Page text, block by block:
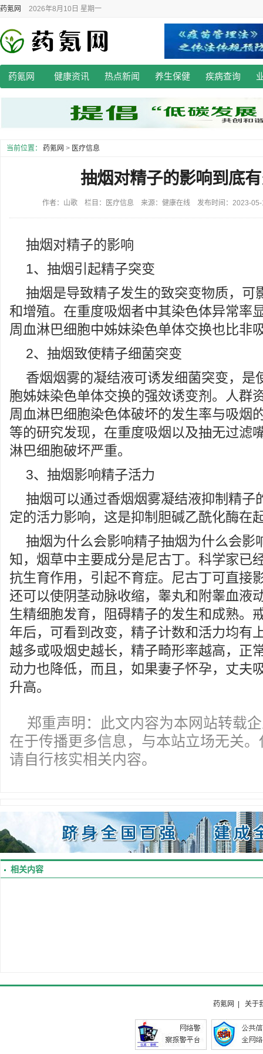
药氪网 2026年8月10日 星期一
药氪网 健康资讯 热点新闻 养生保健 疾病查询
当前位置： 药氪网 > 医疗信息
抽烟对精子的影响到底
作者：山歌 栏目：医疗信息 来源：健康在线 发布时间：2023-
抽烟对精子的影响
1、抽烟引起精子突变
抽烟是导致精子发生的致突变物质，可
和增殖。在重度吸烟者中其染色体异常率
周血淋巴细胞中姊妹染色单体交换也比非
2、抽烟致使精子细菌突变
香烟烟雾的凝结液可诱发细菌突变，是
胞姊妹染色单体交换的强效诱变剂。人群
周血淋巴细胞染色体破坏的发生率与吸烟
等的研究发现，在重度吸烟以及抽无过滤
淋巴细胞破坏严重。
3、抽烟影响精子活力
抽烟可以通过香烟烟雾凝结液抑制精子
定的活力影响，这是抑制胆碱乙酰化酶在
抽烟为什么会影响精子抽烟为什么会影
知，烟草中主要成分是尼古丁。科学家已
抗生育作用，引起不育症。尼古丁可直接
还可以使阴茎动脉收缩，睾丸和附睾血液
生精细胞发育，阻碍精子的发生和成熟。
年后，可看到改变，精子计数和活力均有
越多或吸烟史越长，精子畸形率越高，正
动力也降低，而且，如果妻子怀孕，丈夫
升高。
郑重声明：此文内容为本网站转载
在于传播更多信息，与本站立场无关
请自行核实相关内容。
相关内容
药氪网 关于